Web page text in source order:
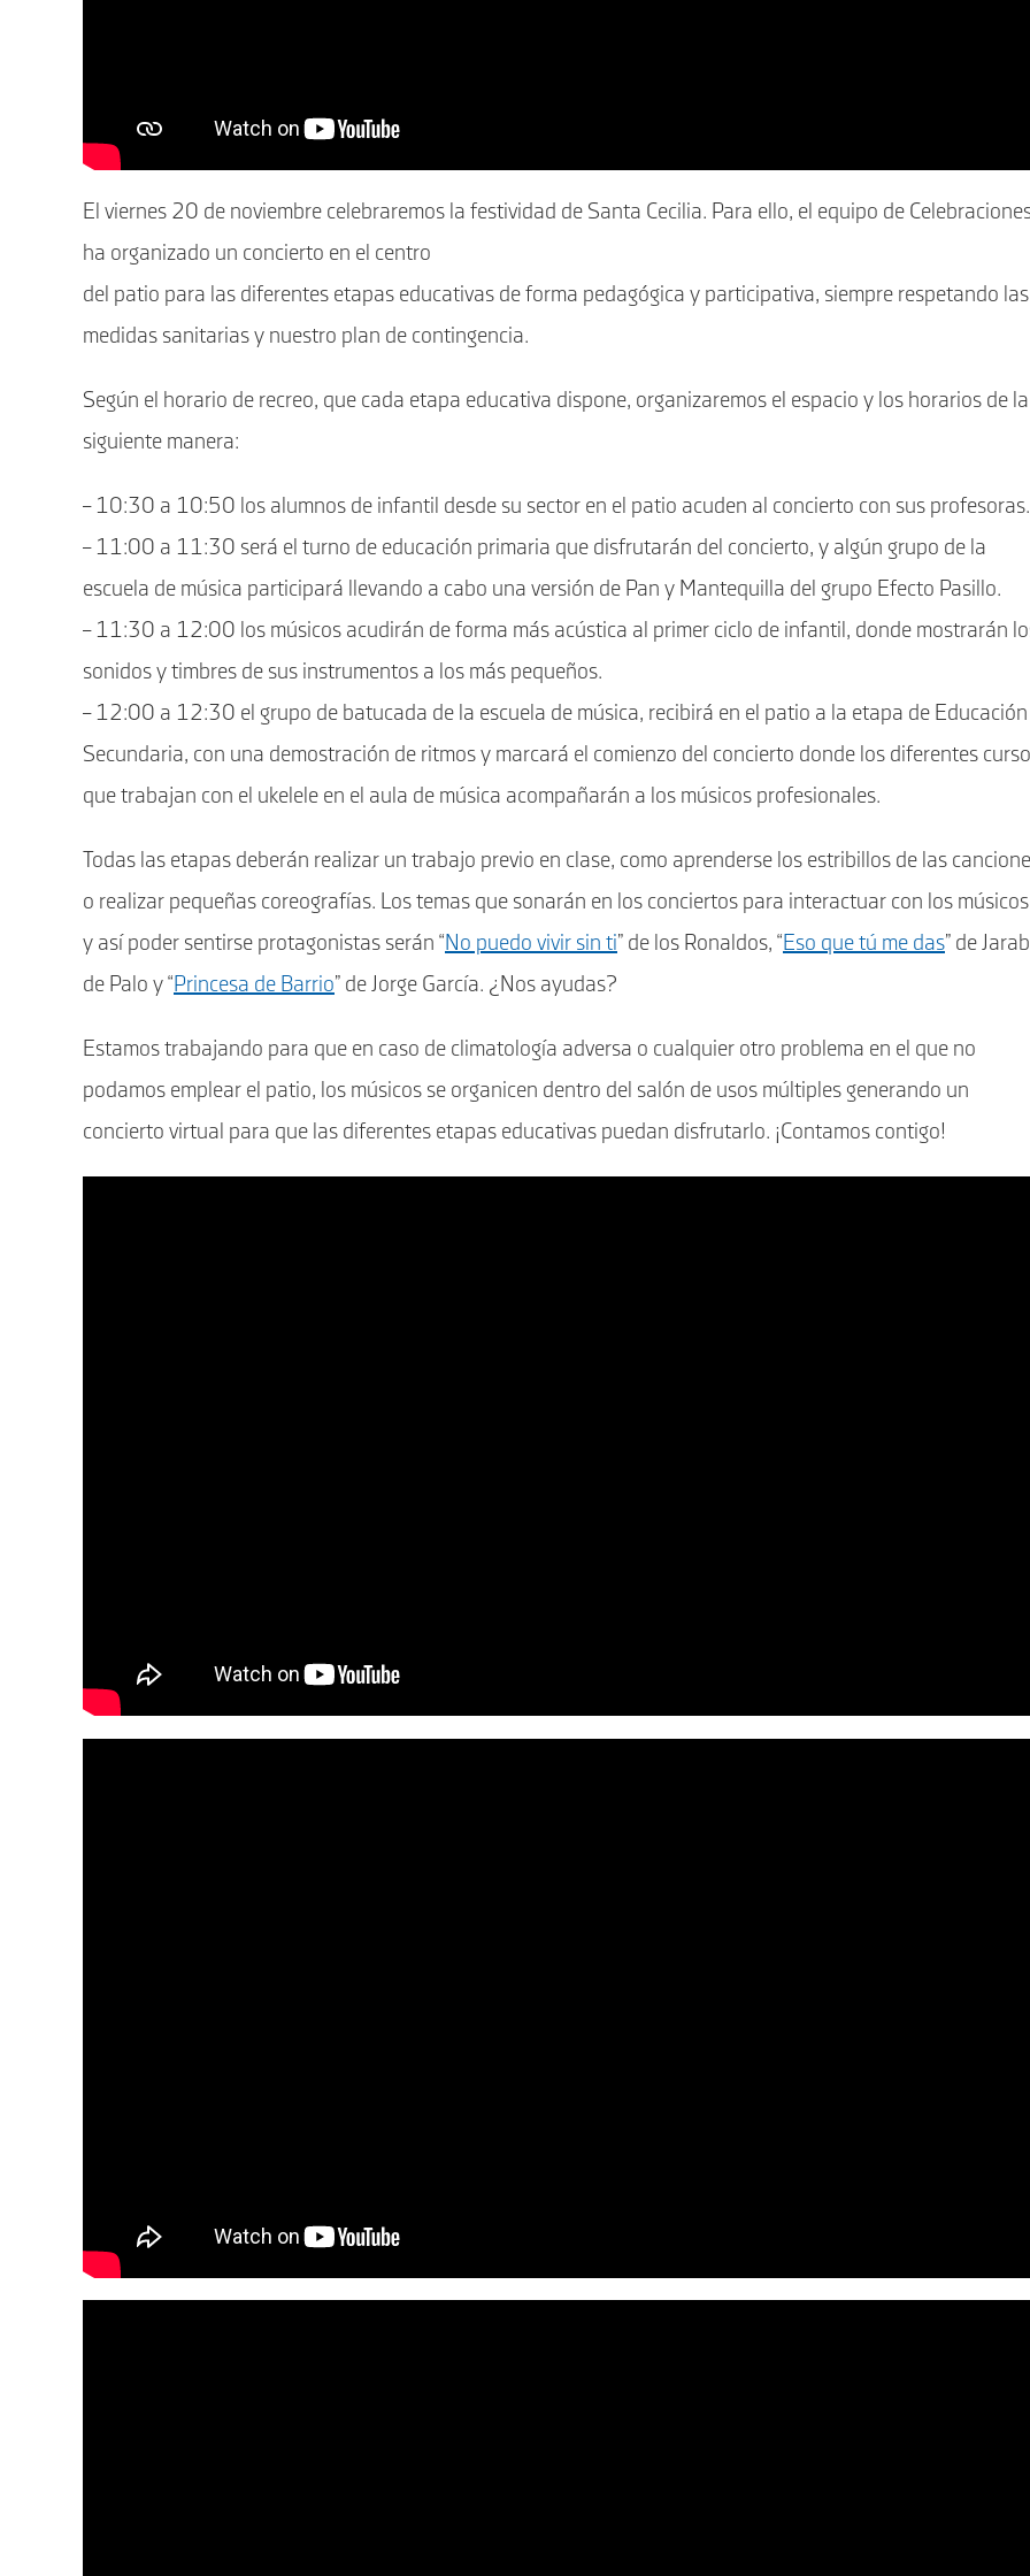
El viernes 20 de noviembre celebraremos la festividad de Santa Cecilia. Para ello, el equipo de
ha organizado un concierto en el centro
del patio para las diferentes etapas educativas de forma pedagógica y participativa, siempre respetando las
medidas sanitarias y nuestro plan de contingencia.
Según el horario de recreo, que cada etapa educativa dispone, organizaremos el espacio y los horarios de la
siguiente manera:
– 10:30 a 10:50 los alumnos de infantil desde su sector en el patio acuden al concierto con sus profesoras.
– 11:00 a 11:30 será el turno de educación primaria que disfrutarán del concierto, y algún grupo de la
escuela de música participará llevando a cabo una versión de Pan y Mantequilla del grupo Efecto Pasillo.
– 11:30 a 12:00 los músicos acudirán de forma más acústica al primer ciclo de infantil, donde mostrarán
sonidos y timbres de sus instrumentos a los más pequeños.
– 12:00 a 12:30 el grupo de batucada de la escuela de música, recibirá en el patio a la etapa de Educación
Secundaria, con una demostración de ritmos y marcará el comienzo del concierto donde los diferentes
que trabajan con el ukelele en el aula de música acompañarán a los músicos profesionales.
Todas las etapas deberán realizar un trabajo previo en clase, como aprenderse los estribillos de las
o realizar pequeñas coreografías. Los temas que sonarán en los conciertos para interactuar con los músicos
y así poder sentirse protagonistas serán “No puedo vivir sin ti” de los Ronaldos, “Eso que tú me das” de
de Palo y “Princesa de Barrio” de Jorge García. ¿Nos ayudas?
Estamos trabajando para que en caso de climatología adversa o cualquier otro problema en el que no
podamos emplear el patio, los músicos se organicen dentro del salón de usos múltiples generando un
concierto virtual para que las diferentes etapas educativas puedan disfrutarlo. ¡Contamos contigo!